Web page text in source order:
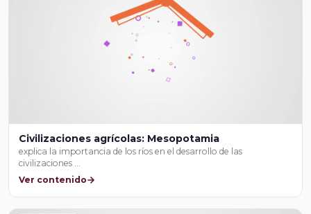
Civilizaciones agrícolas: Mesopotamia
explica la importancia de los ríos en el desarrollo de las
civilizaciones …
Ver contenido